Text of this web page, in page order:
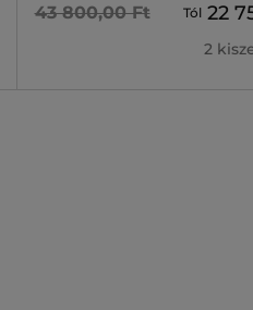
43 800,00 Ft Tól 22
2